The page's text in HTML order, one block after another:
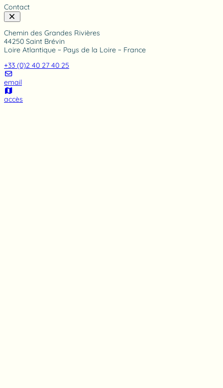
Contact
Chemin des Grandes Rivières
44250 Saint Brévin
Loire Atlantique ~ Pays de la Loire ~ France
+33 (0)2 40 27 40 25
email
accès